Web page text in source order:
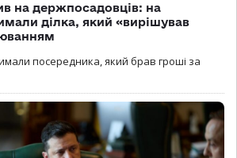
на держпосадовців: на
ділка, який «вирішував
посередника, який брав гроші за